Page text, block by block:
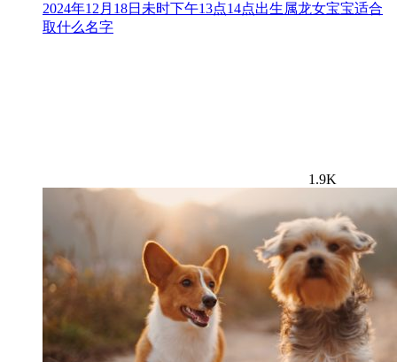
2024年12月18日未时下午13点14点出生属龙女宝宝适合
取什么名字
1.9K